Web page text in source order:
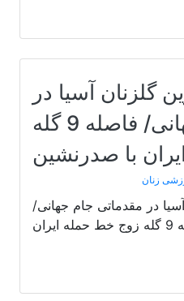
گلزنان آسیا در
مقدماتی جام جهانی/ فاصله 9 گله
با صدرنشین
زنان
در مقدماتی جام جهانی/